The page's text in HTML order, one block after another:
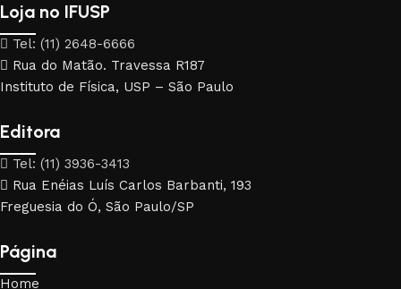
Loja no IFUSP
Tel: (11) 2648-6666
Rua do Matão. Travessa R187
Instituto de Física, USP – São Paulo
Editora
Tel: (11) 3936-3413
Rua Enéias Luís Carlos Barbanti, 193
Freguesia do Ó, São Paulo/SP
Página
Home